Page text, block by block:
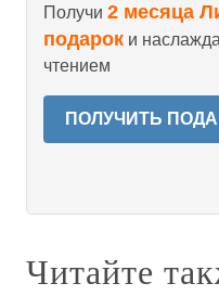
Получи 2 месяца
подарок и
чтением
ПОЛУЧИТЬ
Читайте